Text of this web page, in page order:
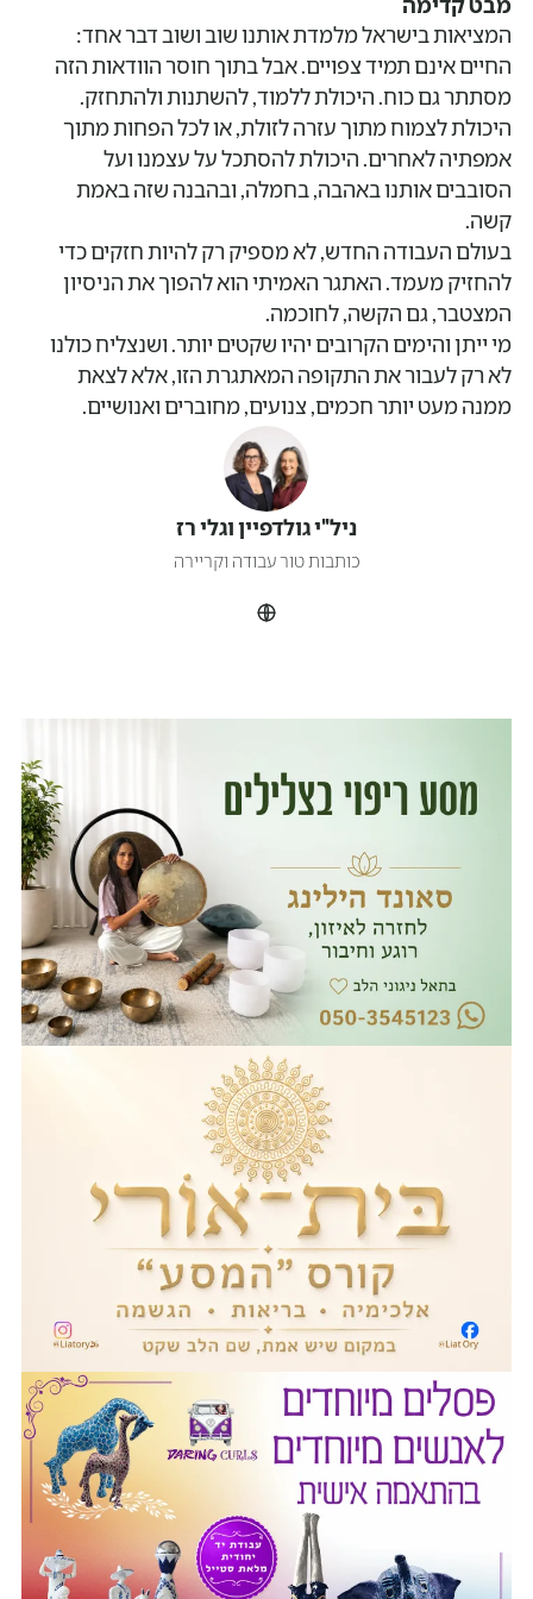
המציאות בישראל מלמדת אותנו שוב ושוב דבר אחד:
החיים אינם תמיד צפויים. אבל בתוך חוסר הוודאות הזה
מסתתר גם כוח. היכולת ללמוד, להשתנות ולהתחזק.
היכולת לצמוח מתוך עזרה לזולת, או לכל הפחות מתוך
אמפתיה לאחרים. היכולת להסתכל על עצמנו ועל
הסובבים אותנו באהבה, בחמלה, ובהבנה שזה באמת
קשה.
בעולם העבודה החדש, לא מספיק רק להיות חזקים כדי
להחזיק מעמד. האתגר האמיתי הוא להפוך את הניסיון
המצטבר, גם הקשה, לחוכמה.
מי ייתן והימים הקרובים יהיו שקטים יותר. ושנצליח כולנו
לא רק לעבור את התקופה המאתגרת הזו, אלא לצאת
ממנה מעט יותר חכמים, צנועים, מחוברים ואנושיים.
ניל"י גולדפיין וגלי רז
כותבות טור עבודה וקריירה